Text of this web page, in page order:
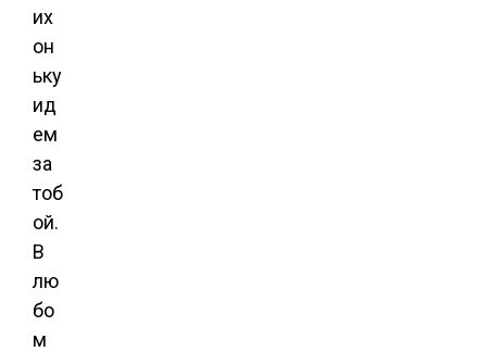
их
он
ьку
ид
ем
за
тоб
ой.
В
лю
бо
м